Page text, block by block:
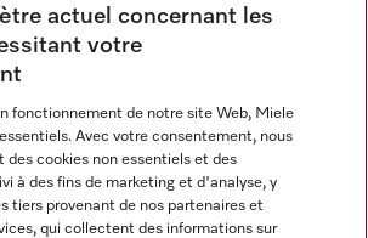
actuel concernant les
votre
fonctionnement de notre site Web, Miele
Avec votre consentement, nous
des cookies non essentiels et des
à des fins de marketing et d'analyse, y
tiers provenant de nos partenaires et
qui collectent des informations sur